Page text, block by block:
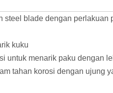
steel blade dengan perlakuan
kuku
untuk menarik paku dengan
tahan korosi dengan ujung